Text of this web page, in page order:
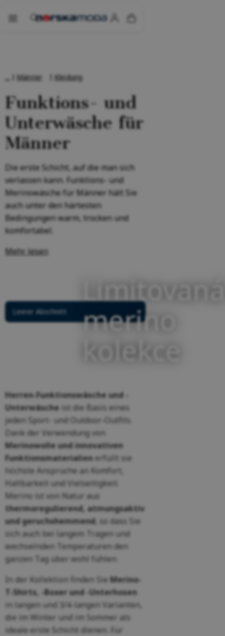
Männer Kleidung
Funktions- und
Unterwäsche für
Männer
Die erste Schicht, auf die man sich
verlassen kann. Funktions- und
Merinowäsche für Männer hält Sie
auch unter den härtesten
Bedingungen warm, trocken und
komfortabel.
Mehr lesen
Leerer Abschnitt
Limitovaná
merino
kolekce
Herren-Funktionswäsche und -
Unterwäsche ist die Basis eines
jeden Sport- und Outdoor-Outfits.
Dank der Verwendung von
Merinowolle und innovativen
Funktionsmaterialienerfüllt sie
höchste Ansprüche an Komfort,
Haltbarkeit und Vielseitigkeit.
Merino ist von Natur aus
thermoregulierend, atmungsaktiv
und geruchshemmend , so dass Sie
sich auch bei langem Tragen und
wechselnden Temperaturen den
ganzen Tag über wohl fühlen.
In der Kollektion finden Sie Merino-
T-Shirts, -Boxer und -Unterhosen
in langen und 3/4-langen Varianten,
die im Winter und im Sommer als
ideale erste Schicht dienen. Für